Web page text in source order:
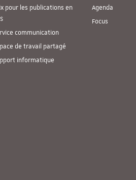
pour les publications en
communication
de travail partagé
informatique
Agenda
Focus